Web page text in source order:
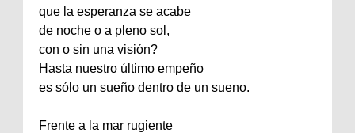
que la esperanza se acabe
de noche o a pleno sol,
con o sin una visión?
Hasta nuestro último empeño
es sólo un sueño dentro de un sueno.
Frente a la mar rugiente